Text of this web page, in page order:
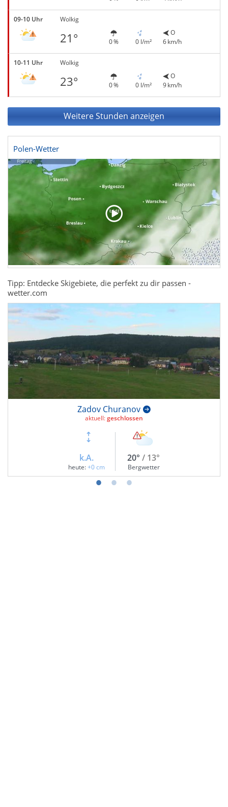
09-10 Uhr Wolkig
21° 0 % 0 l/m²
O
6 km/h
10-11 Uhr Wolkig
23° 0 % 0 l/m²
O
9 km/h
Weitere Stunden anzeigen
Polen-Wetter
Tipp: Entdecke Skigebiete, die perfekt zu dir passen -
wetter.com
Zadov Churanov
aktuell:geschlossen
k.A.
heute:+0 cm
20° / 13°
Bergwetter